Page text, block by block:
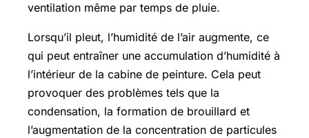
ventilation même par temps de pluie.
Lorsqu’il pleut, l’humidité de l’air augmente, ce
qui peut entraîner une accumulation d’humidité à
l’intérieur de la cabine de peinture. Cela peut
provoquer des problèmes tels que la
condensation, la formation de brouillard et
l’augmentation de la concentration de particules